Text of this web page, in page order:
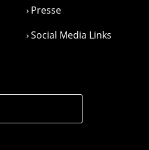
Presse
Social Media Links